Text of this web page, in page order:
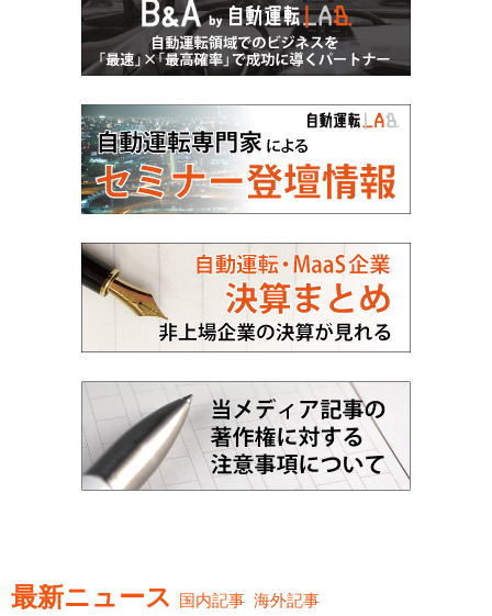
最新ニュース 国内記事 海外記事